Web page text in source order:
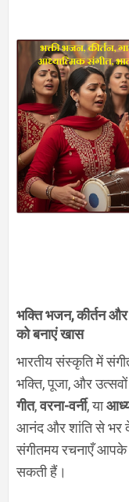
भक्ति भजन, कीर्तन
को बनाएं खास
भारतीय संस्कृति में
भक्ति, पूजा, और
गीत,वरना-वर्नी, या
आनंद और शांति से भर
संगीतमय रचनाएँ आपके
सकती हैं।